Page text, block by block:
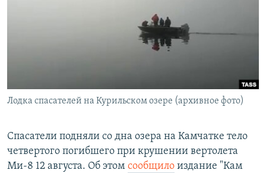
ПОДПИШИТЕСЬ НА РАССЫЛКУ
Все сайты РСЕ/РС
Лодка спасателей на Курильском озере (архивное фото)
Спасатели подняли со дна озера на Камчатке тело
четвертого погибшего при крушении вертолета
Ми-8 12 августа. Об этом сообщило издание "Кам